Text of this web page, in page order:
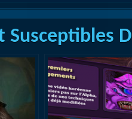
Susceptibles